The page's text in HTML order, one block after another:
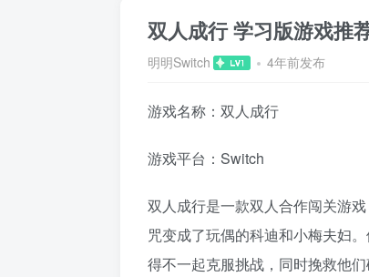
双人成行 学习版游戏推
明明Switch 4年前发布
游戏名称：双人成行
游戏平台：Switch
双人成行是一款双人合作闯关游
咒变成了玩偶的科迪和小梅夫妇
得不一起克服挑战，同时挽救他们